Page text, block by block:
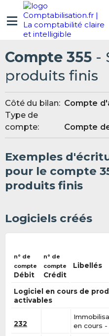
Compte 355 -
produits finis
Côté du bilan: Compte
Type de
compte:
Compte
Exemples
pour le compte
produits finis
Logiciels créés
n° de
compte
Débit
n° de
compte
Crédit
Libellés
Logiciel en cours de
activables
232
en cours